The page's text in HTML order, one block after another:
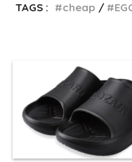
TAGS :
cheap